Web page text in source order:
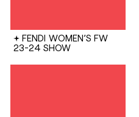
FENDI WOMEN’S FW
23-24 SHOW